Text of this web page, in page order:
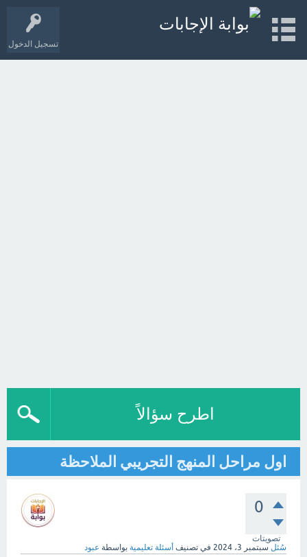
تسجيل الدخول
اطرح سؤالاً
اول مراحل المنهج التجريبي الملاحظة
0
تصويتات
سُئل سبتمبر 3، 2024 في تصنيف أسئلة تعليمية بواسطة عبود